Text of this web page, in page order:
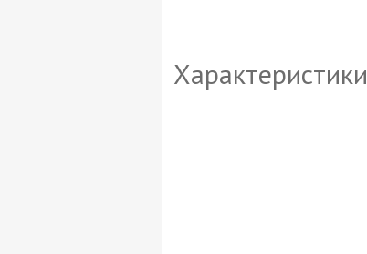
Характеристики